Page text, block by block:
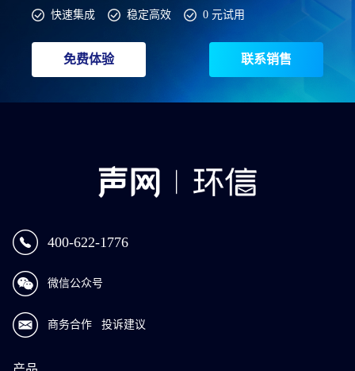
快速集成 稳定高效 0 元试用
免费体验 联系销售
400-622-1776
微信公众号
商务合作 投诉建议